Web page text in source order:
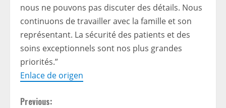
nous ne pouvons pas discuter des détails. Nous
continuons de travailler avec la famille et son
représentant. La sécurité des patients et des
soins exceptionnels sont nos plus grandes
priorités.”
Enlace de origen
Previous: